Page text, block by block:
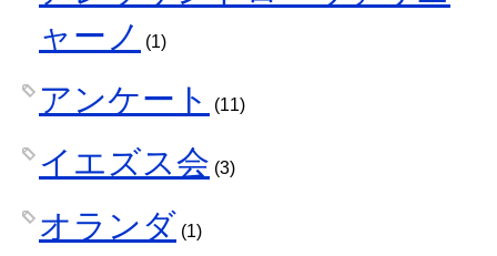
ャーノ
(1)
アンケート (11)
イエズス会 (3)
オランダ (1)